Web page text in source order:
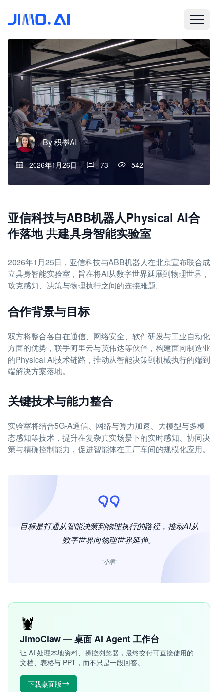
By积墨AI
2026年1月26日 73 542
亚信科技与ABB机器人Physical AI合
作落地 共建具身智能实验室
2026年1月25日，亚信科技与ABB机器人在北京宣布联合成
立具身智能实验室，旨在将AI从数字世界延展到物理世界，
攻克感知、决策与物理执行之间的连接难题。
合作背景与目标
双方将整合各自在通信、网络安全、软件研发与工业自动化
方面的优势，联手阿里云与英伟达等伙伴，构建面向制造业
的Physical AI技术链路，推动从智能决策到机械执行的端到
端解决方案落地。
关键技术与能力整合
实验室将结合5G-A通信、网络与算力加速、大模型与多模
态感知等技术，提升在复杂真实场景下的实时感知、协同决
策与精确控制能力，促进智能体在工厂车间的规模化应用。
目标是打通从智能决策到物理执行的路径，推动AI从
数字世界向物理世界延伸。
“小墨”
🦞
JimoClaw — 桌面 AI Agent 工作台
让 AI 处理本地资料、操控浏览器，最终交付可直接使用的
文档、表格与 PPT，而不只是一段回答。
下载桌面版